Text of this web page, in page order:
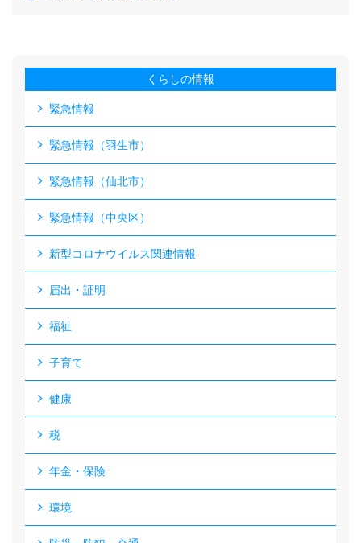
くらしの情報
緊急情報
緊急情報（羽生市）
緊急情報（仙北市）
緊急情報（中央区）
新型コロナウイルス関連情報
届出・証明
福祉
子育て
健康
税
年金・保険
環境